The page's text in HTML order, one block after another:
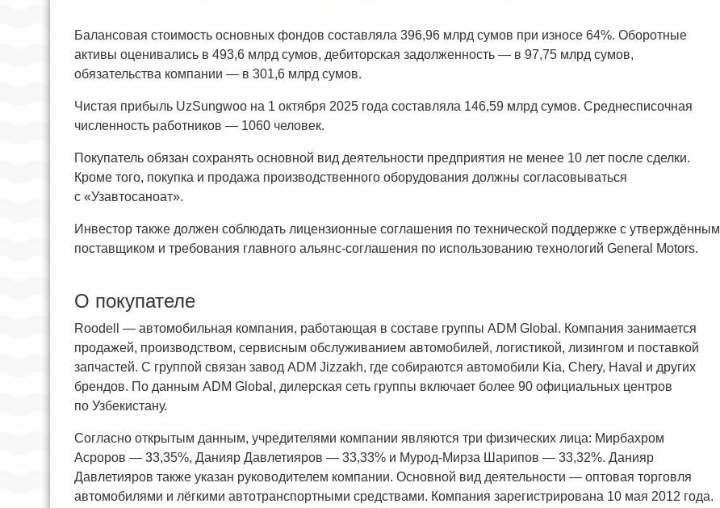
Балансовая стоимость основных фондов составляла 396,96 млрд сумов при износе 64%. Оборотные
активы оценивались в 493,6 млрд сумов, дебиторская задолженность — в 97,75 млрд сумов,
обязательства компании — в 301,6 млрд сумов.
Чистая прибыль UzSungwoo на 1 октября 2025 года составляла 146,59 млрд сумов. Среднесписочная
численность работников — 1060 человек.
Покупатель обязан сохранять основной вид деятельности предприятия не менее 10 лет после сделки.
Кроме того, покупка и продажа производственного оборудования должны согласовываться
с «Узавтосаноат».
Инвестор также должен соблюдать лицензионные соглашения по технической поддержке с утверждённым
поставщиком и требования главного альянс-соглашения по использованию технологий General Motors.
О покупателе
Roodell — автомобильная компания, работающая в составе группы ADM Global. Компания занимается
продажей, производством, сервисным обслуживанием автомобилей, логистикой, лизингом и поставкой
запчастей. С группой связан завод ADM Jizzakh, где собираются автомобили Kia, Chery, Haval и других
брендов. По данным ADM Global, дилерская сеть группы включает более 90 официальных центров
по Узбекистану.
Согласно открытым данным, учредителями компании являются три физических лица: Мирбахром
Асроров — 33,35%, Данияр Давлетияров — 33,33% и Мурод-Мирза Шарипов — 33,32%. Данияр
Давлетияров также указан руководителем компании. Основной вид деятельности — оптовая торговля
автомобилями и лёгкими автотранспортными средствами. Компания зарегистрирована 10 мая 2012 года.